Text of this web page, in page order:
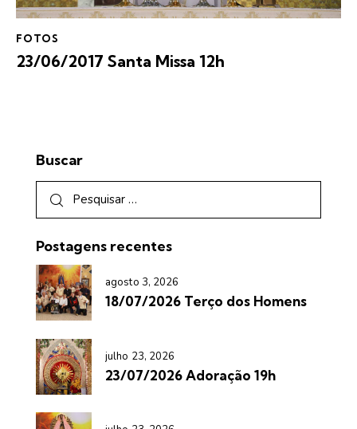
FOTOS
23/06/2017 Santa Missa 12h
Buscar
Postagens recentes
agosto 3, 2026
18/07/2026 Terço dos Homens
julho 23, 2026
23/07/2026 Adoração 19h